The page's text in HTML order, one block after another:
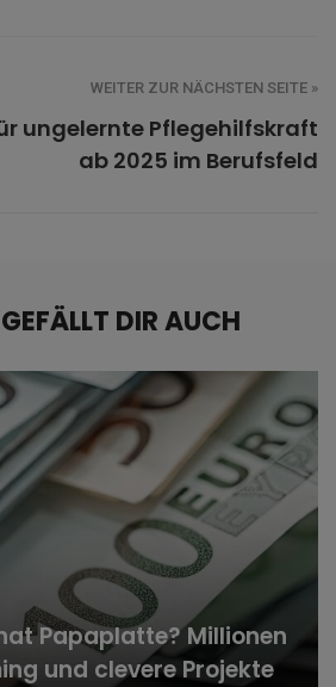
WEITER ZUR NÄCHSTEN SEITE »
ungelernte Pflegehilfskraft
ab 2025 im Berufsfeld
DIR AUCH
Papaplatte? Millionen
und clevere Projekte